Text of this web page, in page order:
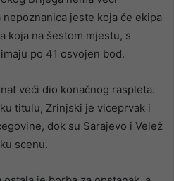
jeste koja će ekipa
koja na šestom mjestu, s
po 41 osvojen bod.
veći dio konačnog raspleta.
titulu, Zrinjski je viceprvak i
dok su Sarajevo i Velež
scenu.